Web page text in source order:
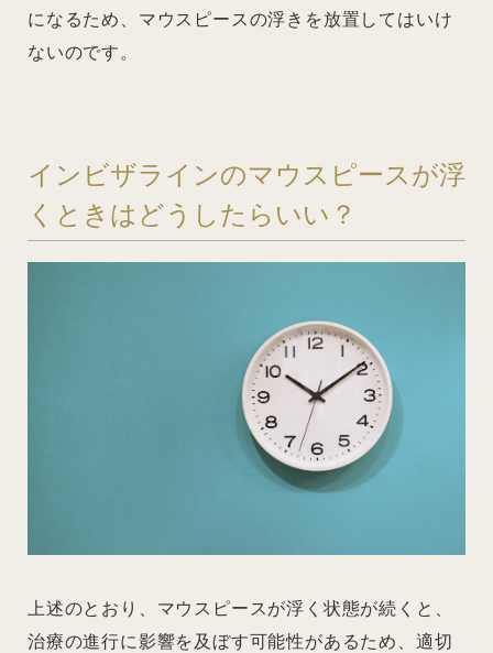
になるため、マウスピースの浮きを放置してはいけ
ないのです。
インビザラインのマウスピースが浮
くときはどうしたらいい？
上述のとおり、マウスピースが浮く状態が続くと、
治療の進行に影響を及ぼす可能性があるため、適切